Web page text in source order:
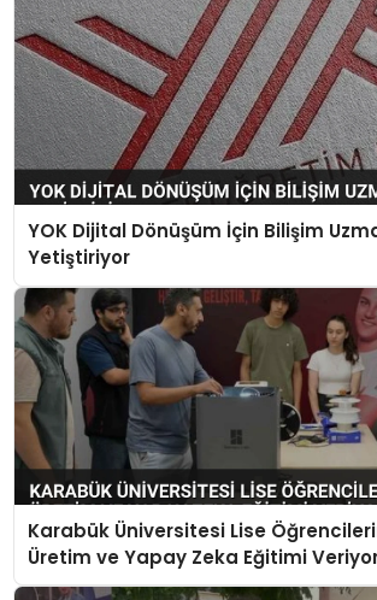
YOK Dijital Dönüşüm İçin Bilişim
Yetiştiriyor
Karabük Üniversitesi Lise
Üretim ve Yapay Zeka Eğitimi